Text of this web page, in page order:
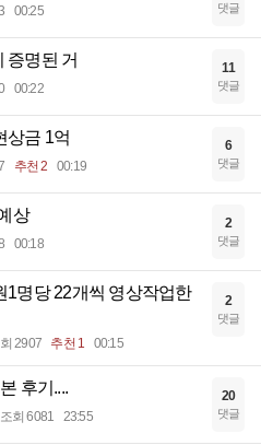
00:25 댓글
증명된 거
00:22
11
댓글
상금 1억
추천 2 00:19
6
댓글
상
00:18
2
댓글
1명당 22개씩 영상작업한
2907 추천 1 00:15
2
댓글
후기....
조회 6081 23:55
20
댓글